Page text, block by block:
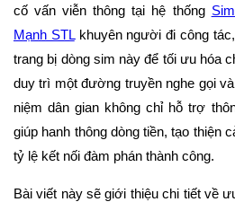
cố vấn viễn thông tại hệ thống
Mạnh STLkhuyên người đi công
trang bị dòng sim này để tối ưu hóa
duy trì một đường truyền nghe gọi
niệm dân gian không chỉ hỗ trợ
giúp hanh thông dòng tiền, tạo thiện
tỷ lệ kết nối đàm phán thành công.
Bài viết này sẽ giới thiệu chi tiết về